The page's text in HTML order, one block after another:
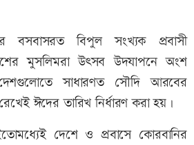
বসবাসরত বিপুল সংখ্যক প্রবাসী
মুসলিমরা উৎসব উদযাপনে অংশ
সাধারণত সৌদি আরবের
ঈদের তারিখ নির্ধারণ করা হয়।
দেশে ও প্রবাসে কোরবানির